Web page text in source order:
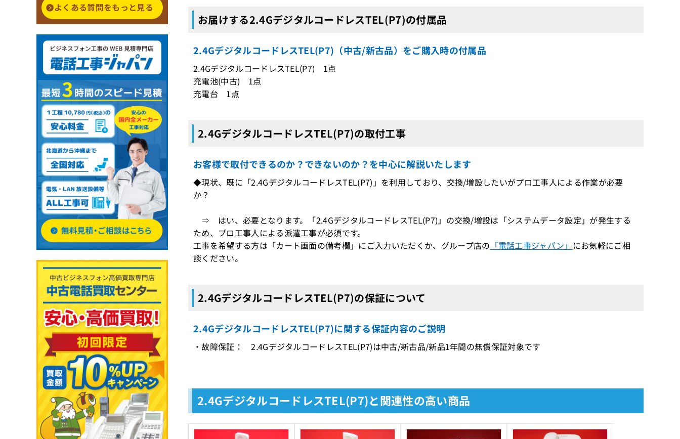
お届けする2.4GデジタルコードレスTEL(P7)の付属品
2.4GデジタルコードレスTEL(P7)（中古/新古品）をご購入時の付属品
2.4GデジタルコードレスTEL(P7) 1点
充電池(中古) 1点
充電台 1点
2.4GデジタルコードレスTEL(P7)の取付工事
お客様で取付できるのか？できないのか？を中心に解説いたします
◆現状、既に「2.4GデジタルコードレスTEL(P7)」を利用しており、交換/増設したいがプロ工事人による作業が必要
か？
⇒ はい、必要となります。「2.4GデジタルコードレスTEL(P7)」の交換/増設は「システムデータ設定」が発生する
ため、プロ工事人による派遣工事が必須です。
工事を希望する方は「カート画面の備考欄」にご入力いただくか、グループ店の 「電話工事ジャパン」 にお気軽にご相
談ください。
2.4GデジタルコードレスTEL(P7)の保証について
2.4GデジタルコードレスTEL(P7)に関する保証内容のご説明
・故障保証： 2.4GデジタルコードレスTEL(P7)は中古/新古品/新品1年間の無償保証対象です
2.4GデジタルコードレスTEL(P7)と関連性の高い商品
よくある質問をもっと見る